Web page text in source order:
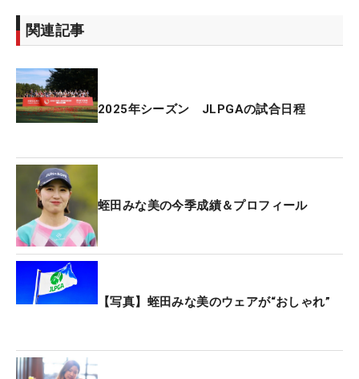
契約を結んだ。「1年間、イメージが変わってとて
も似合っているって言ってくれる人が多かった。自
たようだ。
トークショーの後半には、ファンからの質問に答え
ーの行方について聞かれ、「父が使っています！」
と、実家の福島県にある。
本来、重機は専門の運転免許を持っている人にしか
寄贈ができないようで、その時に父・宏さんは免許
を持っていなかった。そこで、大会主催者の日本キ
ャタピラーが宏さんにマンツーマンで指導。無事に
と、会場の笑いを誘った。
関連記事
2025年シーズン JLPGAの試合日程
蛭田みな美の今季成績＆プロフィール
【写真】蛭田みな美のウェアが“おしゃれ”